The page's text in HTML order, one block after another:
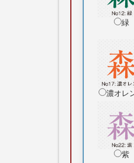
緑
濃オレ
紫